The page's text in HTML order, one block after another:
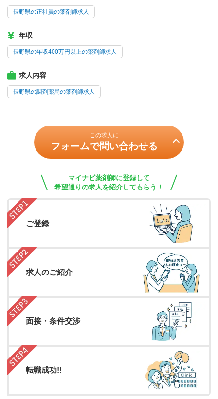
長野県の正社員の薬剤師求人
年収
長野県の年収400万円以上の薬剤師求人
求人内容
長野県の調剤薬局の薬剤師求人
この求人に
フォームで問い合わせる
マイナビ薬剤師に登録して
希望通りの求人を紹介してもらう！
ご登録
求人のご紹介
面接・条件交渉
転職成功!!